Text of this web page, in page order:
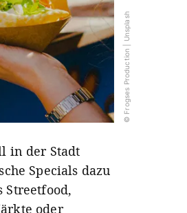
© Frogses Production | Unsplash
in der Stadt
Specials dazu
Streetfood,
oder